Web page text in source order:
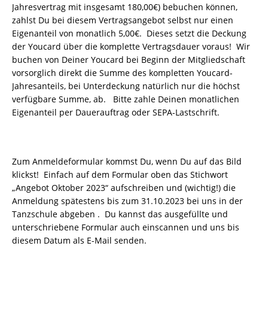
Jahresvertrag mit insgesamt 180,00€) bebuchen können,
zahlst Du bei diesem Vertragsangebot selbst nur einen
Eigenanteil von monatlich 5,00€. Dieses setzt die Deckung
der Youcard über die komplette Vertragsdauer voraus! Wir
buchen von Deiner Youcard bei Beginn der Mitgliedschaft
vorsorglich direkt die Summe des kompletten Youcard-
Jahresanteils, bei Unterdeckung natürlich nur die höchst
verfügbare Summe, ab. Bitte zahle Deinen monatlichen
Eigenanteil per Dauerauftrag oder SEPA-Lastschrift.
Zum Anmeldeformular kommst Du, wenn Du auf das Bild
klickst! Einfach auf dem Formular oben das Stichwort
„Angebot Oktober 2023“ aufschreiben und (wichtig!) die
Anmeldung spätestens bis zum 31.10.2023 bei uns in der
Tanzschule abgeben . Du kannst das ausgefüllte und
unterschriebene Formular auch einscannen und uns bis
diesem Datum als E-Mail senden.